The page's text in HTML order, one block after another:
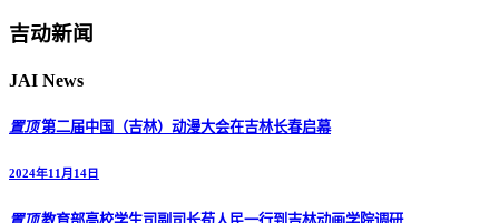
吉动新闻
JAI News
置顶第二届中国（吉林）动漫大会在吉林长春启幕
2024年11月14日